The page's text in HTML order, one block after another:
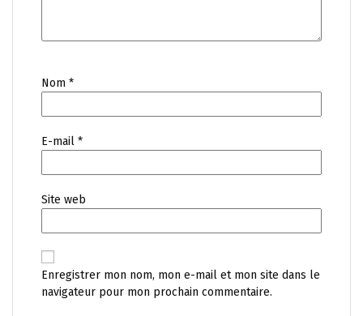
Nom *
E-mail *
Site web
Enregistrer mon nom, mon e-mail et mon site dans le
navigateur pour mon prochain commentaire.